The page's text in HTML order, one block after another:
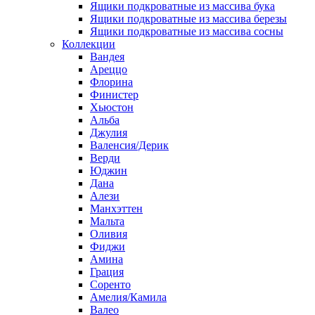
Ящики подкроватные из массива бука
Ящики подкроватные из массива березы
Ящики подкроватные из массива сосны
Коллекции
Вандея
Ареццо
Флорина
Финистер
Хьюстон
Альба
Джулия
Валенсия/Дерик
Верди
Юджин
Дана
Алези
Манхэттен
Мальта
Оливия
Фиджи
Амина
Грация
Соренто
Амелия/Камила
Валео